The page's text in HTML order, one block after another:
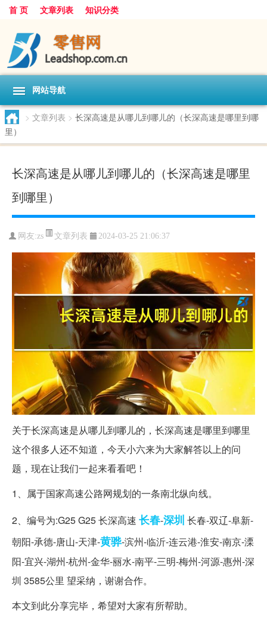
首 页 文章列表 知识分类
网站导航
> 文章列表 > 长深高速是从哪儿到哪儿的（长深高速是哪里到哪
里）
长深高速是从哪儿到哪儿的（长深高速是哪里
到哪里）
网友:zs 文章列表 2024-03-25 21:06:37
关于长深高速是从哪儿到哪儿的，长深高速是哪里到哪里
这个很多人还不知道，今天小六来为大家解答以上的问
题，现在让我们一起来看看吧！
1、属于国家高速公路网规划的一条南北纵向线。
2、编号为:G25 G25 长深高速 长春-深圳 长春-双辽-阜新-
朝阳-承德-唐山-天津-黄骅-滨州-临沂-连云港-淮安-南京-溧
阳-宜兴-湖州-杭州-金华-丽水-南平-三明-梅州-河源-惠州-深
圳 3585公里 望采纳，谢谢合作。
本文到此分享完毕，希望对大家有所帮助。